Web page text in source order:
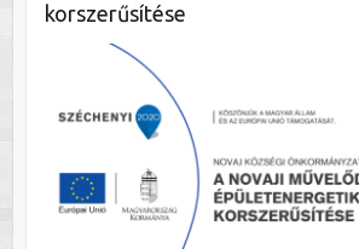
korszerűsítése